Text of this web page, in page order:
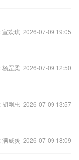
宣欢琪 2026-07-09 19:05
杨罡柔 2026-07-09 12:50
胡刚忠 2026-07-09 13:57
满威炎 2026-07-09 18:09